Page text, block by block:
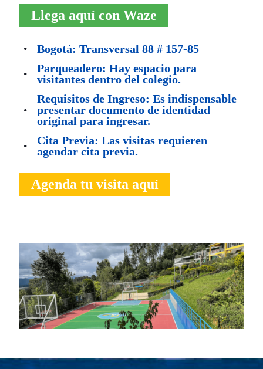
Llega aquí con Waze
Bogotá: Transversal 88 # 157-85
Parqueadero: Hay espacio para
visitantes dentro del colegio.
Requisitos de Ingreso: Es indispensable
presentar documento de identidad
original para ingresar.
Cita Previa: Las visitas requieren
agendar cita previa.
Agenda tu visita aquí